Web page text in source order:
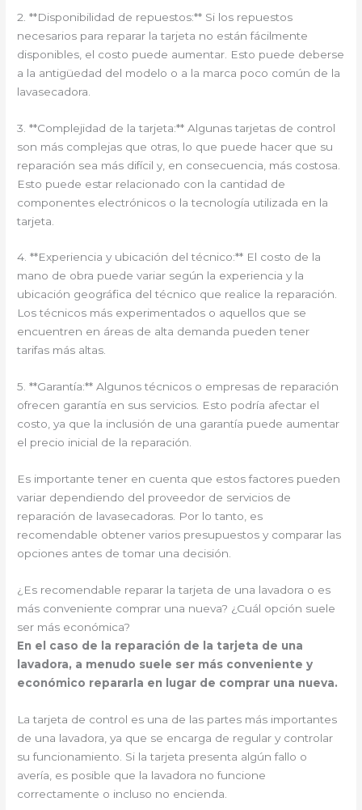
2. **Disponibilidad de repuestos:** Si los repuestos
necesarios para reparar la tarjeta no están fácilmente
disponibles, el costo puede aumentar. Esto puede deberse
a la antigüedad del modelo o a la marca poco común de la
lavasecadora.
3. **Complejidad de la tarjeta:** Algunas tarjetas de control
son más complejas que otras, lo que puede hacer que su
reparación sea más difícil y, en consecuencia, más costosa.
Esto puede estar relacionado con la cantidad de
componentes electrónicos o la tecnología utilizada en la
tarjeta.
4. **Experiencia y ubicación del técnico:** El costo de la
mano de obra puede variar según la experiencia y la
ubicación geográfica del técnico que realice la reparación.
Los técnicos más experimentados o aquellos que se
encuentren en áreas de alta demanda pueden tener
tarifas más altas.
5. **Garantía:** Algunos técnicos o empresas de reparación
ofrecen garantía en sus servicios. Esto podría afectar el
costo, ya que la inclusión de una garantía puede aumentar
el precio inicial de la reparación.
Es importante tener en cuenta que estos factores pueden
variar dependiendo del proveedor de servicios de
reparación de lavasecadoras. Por lo tanto, es
recomendable obtener varios presupuestos y comparar las
opciones antes de tomar una decisión.
¿Es recomendable reparar la tarjeta de una lavadora o es
más conveniente comprar una nueva? ¿Cuál opción suele
ser más económica?
En el caso de la reparación de la tarjeta de una
lavadora, a menudo suele ser más conveniente y
económico repararla en lugar de comprar una nueva.
La tarjeta de control es una de las partes más importantes
de una lavadora, ya que se encarga de regular y controlar
su funcionamiento. Si la tarjeta presenta algún fallo o
avería, es posible que la lavadora no funcione
correctamente o incluso no encienda.